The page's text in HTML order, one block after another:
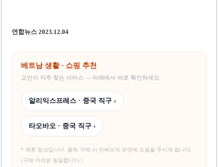
연합뉴스 2023.12.04
베트남 생활 · 쇼핑 추천
교민이 자주 찾는 서비스 — 아래에서 바로 확인하세요
알리익스프레스 · 중국 직구 ›
타오바오 · 중국 직구 ›
* 제휴 링크입니다. 클릭·구매 시 씬짜오의 운영에 도움을 주시게 됩니다.
(구매 가격은 동일합니다.)